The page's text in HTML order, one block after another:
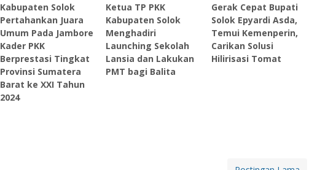
Kabupaten Solok
Pertahankan Juara
Umum Pada Jambore
Kader PKK
Berprestasi Tingkat
Provinsi Sumatera
Barat ke XXI Tahun
2024
Ketua TP PKK
Kabupaten Solok
Menghadiri
Launching Sekolah
Lansia dan Lakukan
PMT bagi Balita
Gerak Cepat Bupati
Solok Epyardi Asda,
Temui Kemenperin,
Carikan Solusi
Hilirisasi Tomat